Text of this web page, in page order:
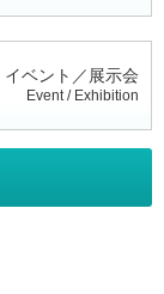
イベント／展示会
Event / Exhibition
Tapestry